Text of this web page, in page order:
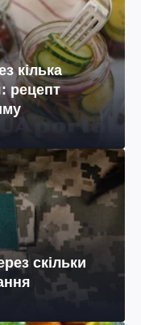
кілька
рецепт
скільки